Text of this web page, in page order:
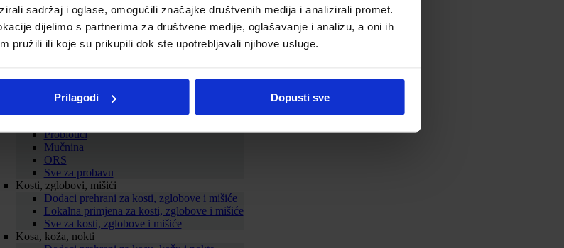
sadržaj i oglase, omogućili značajke društvenih medija i analizirali promet.
dijelimo s partnerima za društvene medije, oglašavanje i analizu, a oni ih
pružili ili koje su prikupili dok ste upotrebljavali njihove usluge.
Prilagodi Dopusti sve
Cirkulacija
Kolesterol
Proširene vene
Hemeroidi
Želučane tegobe
Zatvor
Probiotici
Mučnina
ORS
Sve za probavu
Kosti, zglobovi, mišići
Dodaci prehrani za kosti, zglobove i mišiće
Lokalna primjena za kosti, zglobove i mišiće
Sve za kosti, zglobove i mišiće
Kosa, koža, nokti